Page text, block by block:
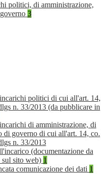
politici, di amministrazione,
3
politici di cui all'art. 14,
n. 33/2013 (da pubblicare in
di amministrazione, di
di governo di cui all'art. 14, co.
n. 33/2013
(documentazione da
sul sito web) 1
comunicazione dei dati 1